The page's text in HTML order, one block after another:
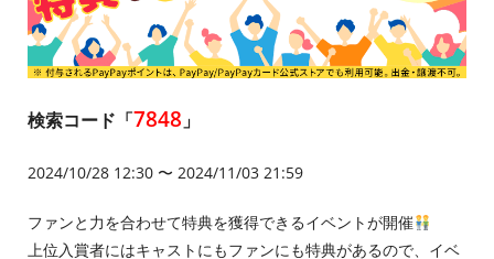
検索コード「7848 」
2024/10/28 12:30 〜 2024/11/03 21:59
ファンと力を合わせて特典を獲得できるイベントが開催
上位入賞者にはキャストにもファンにも特典があるので、イベ